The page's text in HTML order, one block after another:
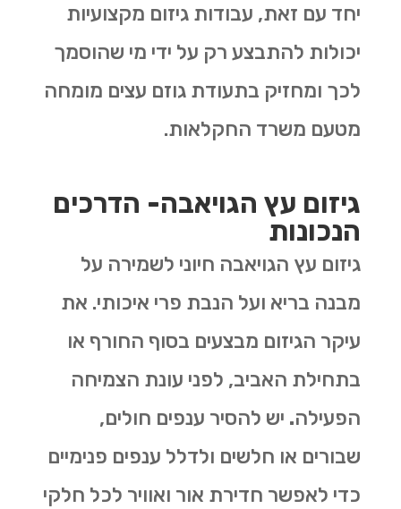
יחד עם זאת, עבודות גיזום מקצועיות
יכולות להתבצע רק על ידי מי שהוסמך
לכך ומחזיק בתעודת גוזם עצים מומחה
מטעם משרד החקלאות.
גיזום עץ הגויאבה- הדרכים
הנכונות
גיזום עץ הגויאבה חיוני לשמירה על
מבנה בריא ועל הנבת פרי איכותי. את
עיקר הגיזום מבצעים בסוף החורף או
בתחילת האביב, לפני עונת הצמיחה
הפעילה. יש להסיר ענפים חולים,
שבורים או חלשים ולדלל ענפים פנימיים
כדי לאפשר חדירת אור ואוויר לכל חלקי